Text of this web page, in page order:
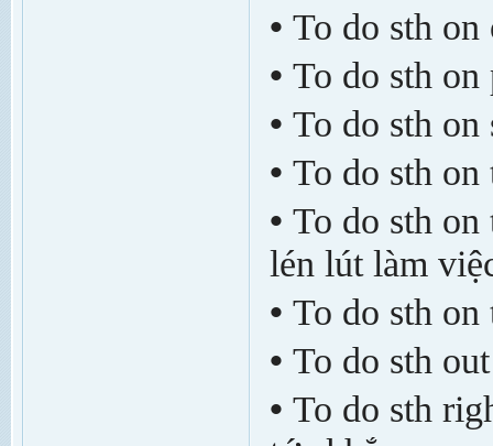
• To do sth
• To do sth
• To do sth
• To do sth
• To do sth
lén lút làm
• To do sth
• To do sth
• To do sth